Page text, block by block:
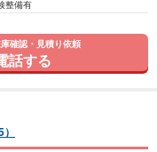
整備有
確認・見積り依頼
話する